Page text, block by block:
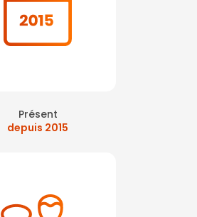
Présent
depuis 2015